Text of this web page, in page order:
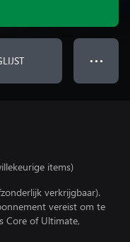
● ● ●
items)
verkrijgbaar).
vereist om te
Core of Ultimate,